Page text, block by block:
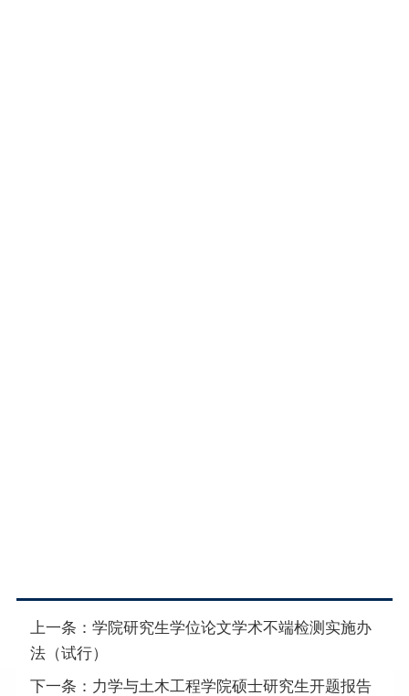
上一条： 学院研究生学位论文学术不端检测实施办
法（试行）
下一条： 力学与土木工程学院硕士研究生开题报告